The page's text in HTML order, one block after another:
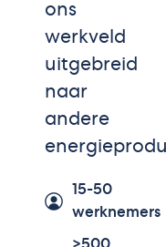
ons
werkveld
uitgebreid
naar
andere
15-50
werknemers